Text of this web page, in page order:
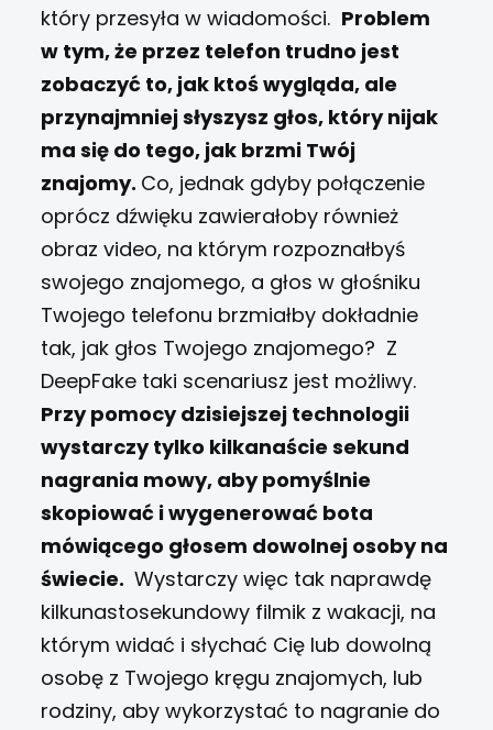
który przesyła w wiadomości. Problem
w tym, że przez telefon trudno jest
zobaczyć to, jak ktoś wygląda, ale
przynajmniej słyszysz głos, który nijak
ma się do tego, jak brzmi Twój
znajomy. Co, jednak gdyby połączenie
oprócz dźwięku zawierałoby również
obraz video, na którym rozpoznałbyś
swojego znajomego, a głos w głośniku
Twojego telefonu brzmiałby dokładnie
tak, jak głos Twojego znajomego? Z
DeepFake taki scenariusz jest możliwy.
Przy pomocy dzisiejszej technologii
wystarczy tylko kilkanaście sekund
nagrania mowy, aby pomyślnie
skopiować i wygenerować bota
mówiącego głosem dowolnej osoby na
świecie. Wystarczy więc tak naprawdę
kilkunastosekundowy filmik z wakacji, na
którym widać i słychać Cię lub dowolną
osobę z Twojego kręgu znajomych, lub
rodziny, aby wykorzystać to nagranie do